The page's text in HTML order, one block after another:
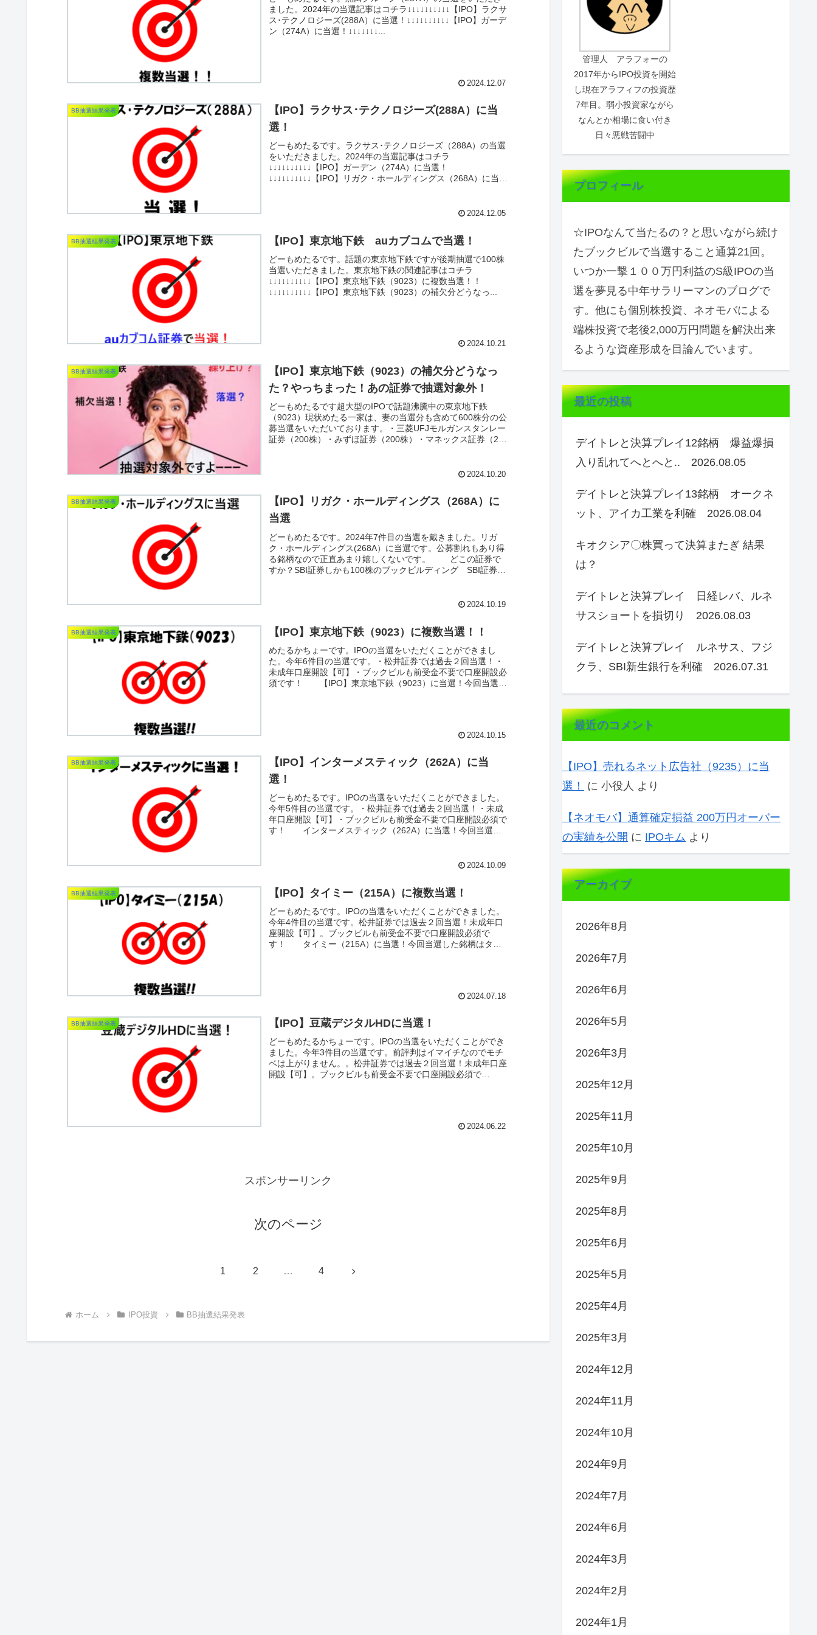
ました。2024年の当選記事はコチラ↓↓↓↓↓↓↓↓↓↓【IPO】ラクサ
ス･テクノロジーズ(288A）に当選！↓↓↓↓↓↓↓↓↓↓【IPO】ガーデ
ン（274A）に当選！↓↓↓↓↓↓↓...
2024.12.07
BB抽選結果発表
【IPO】ラクサス･テクノロジーズ(288A）に当
選！
どーもめたるです。ラクサス･テクノロジーズ（288A）の当選
をいただきました。2024年の当選記事はコチラ
↓↓↓↓↓↓↓↓↓↓【IPO】ガーデン（274A）に当選！
↓↓↓↓↓↓↓↓↓↓【IPO】リガク・ホールディングス（268A）に当選
2024.12.05
BB抽選結果発表 【IPO】東京地下鉄 auカブコムで当選！
どーもめたるです。話題の東京地下鉄ですが後期抽選で100株
当選いただきました。東京地下鉄の関連記事はコチラ
↓↓↓↓↓↓↓↓↓↓【IPO】東京地下鉄（9023）に複数当選！！
↓↓↓↓↓↓↓↓↓↓【IPO】東京地下鉄（9023）の補欠分どうなっ...
2024.10.21
BB抽選結果発表
【IPO】東京地下鉄（9023）の補欠分どうなっ
た？やっちまった！あの証券で抽選対象外！
どーもめたるです超大型のIPOで話題沸騰中の東京地下鉄
（9023）現状めたる一家は、妻の当選分も含めて600株分の公
募当選をいただいております。・三菱UFJモルガンスタンレー
証券（200株）・みずほ証券（200株）・マネックス証券（200
2024.10.20
BB抽選結果発表
【IPO】リガク・ホールディングス（268A）に
当選
どーもめたるです。2024年7件目の当選を戴きました。リガ
ク・ホールディングス(268A）に当選です。公募割れもあり得
る銘柄なので正直あまり嬉しくないです。 どこの証券で
すか？SBI証券しかも100株のブックビルディング SBI証券で
2024.10.19
BB抽選結果発表 【IPO】東京地下鉄（9023）に複数当選！！
めたるかちょーです。IPOの当選をいただくことができまし
た。今年6件目の当選です。・松井証券では過去２回当選！・
未成年口座開設【可】・ブックビルも前受金不要で口座開設必
須です！ 【IPO】東京地下鉄（9023）に当選！今回当選を
2024.10.15
BB抽選結果発表
【IPO】インターメスティック（262A）に当
選！
どーもめたるです。IPOの当選をいただくことができました。
今年5件目の当選です。・松井証券では過去２回当選！・未成
年口座開設【可】・ブックビルも前受金不要で口座開設必須で
す！ インターメスティック（262A）に当選！今回当選し
2024.10.09
BB抽選結果発表 【IPO】タイミー（215A）に複数当選！
どーもめたるです。IPOの当選をいただくことができました。
今年4件目の当選です。松井証券では過去２回当選！未成年口
座開設【可】。ブックビルも前受金不要で口座開設必須で
す！ タイミー（215A）に当選！今回当選した銘柄はタイ
2024.07.18
BB抽選結果発表 【IPO】豆蔵デジタルHDに当選！
どーもめたるかちょーです。IPOの当選をいただくことができ
ました。今年3件目の当選です。前評判はイマイチなのでモチ
ベは上がりません。。松井証券では過去２回当選！未成年口座
開設【可】。ブックビルも前受金不要で口座開設必須で
2024.06.22
スポンサーリンク
次のページ
1 2 … 4 次
ホーム IPO投資 BB抽選結果発表
管理人 アラフォーの
2017年からIPO投資を開始
し現在アラフィフの投資歴
7年目。弱小投資家ながら
なんとか相場に食い付き
日々悪戦苦闘中
プロフィール
☆IPOなんて当たるの？と思いながら続け
たブックビルで当選すること通算21回。
いつか一撃１００万円利益のS級IPOの当
選を夢見る中年サラリーマンのブログで
す。他にも個別株投資、ネオモバによる
端株投資で老後2,000万円問題を解決出来
るような資産形成を目論んでいます。
最近の投稿
デイトレと決算プレイ12銘柄 爆益爆損
入り乱れてへとへと.. 2026.08.05
デイトレと決算プレイ13銘柄 オークネ
ット、アイカ工業を利確 2026.08.04
キオクシア〇株買って決算またぎ 結果
は？
デイトレと決算プレイ 日経レバ、ルネ
サスショートを損切り 2026.08.03
デイトレと決算プレイ ルネサス、フジ
クラ、SBI新生銀行を利確 2026.07.31
最近のコメント
【IPO】売れるネット広告社（9235）に当
選！
に 小役人 より
【ネオモバ】通算確定損益 200万円オーバー
の実績を公開 に IPOキム より
アーカイブ
2026年8月
2026年7月
2026年6月
2026年5月
2026年3月
2025年12月
2025年11月
2025年10月
2025年9月
2025年8月
2025年6月
2025年5月
2025年4月
2025年3月
2024年12月
2024年11月
2024年10月
2024年9月
2024年7月
2024年6月
2024年3月
2024年2月
2024年1月